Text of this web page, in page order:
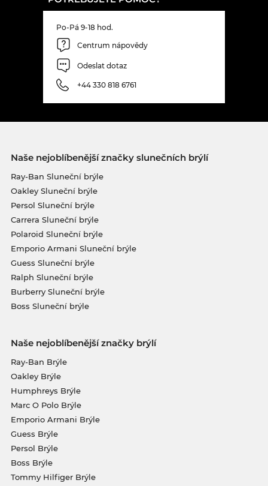
Po-Pá 9-18 hod.
Centrum nápovědy
Odeslat dotaz
+44 330 818 6761
Naše nejoblíbenější značky slunečních brýlí
Ray-Ban Sluneční brýle
Oakley Sluneční brýle
Persol Sluneční brýle
Carrera Sluneční brýle
Polaroid Sluneční brýle
Emporio Armani Sluneční brýle
Guess Sluneční brýle
Ralph Sluneční brýle
Burberry Sluneční brýle
Boss Sluneční brýle
Naše nejoblíbenější značky brýlí
Ray-Ban Brýle
Oakley Brýle
Humphreys Brýle
Marc O Polo Brýle
Emporio Armani Brýle
Guess Brýle
Persol Brýle
Boss Brýle
Tommy Hilfiger Brýle